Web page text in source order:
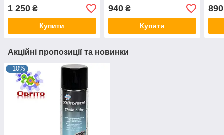
1 250 ₴
Купити
940₴
Купити
890
Акційні пропозиції та новинки
–10%